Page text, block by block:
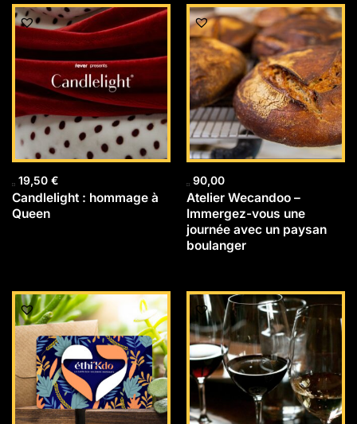
19,50 €
Candlelight : hommage à
Queen
90,00
Atelier Wecandoo –
Immergez-vous une
journée avec un paysan
boulanger